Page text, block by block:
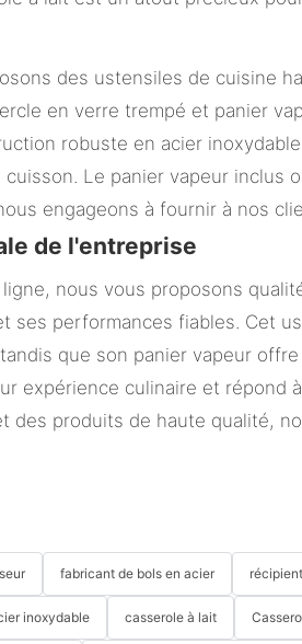
des ustensiles de cuisine
en verre trempé et panier
robuste en acier
Le panier vapeur
engageons à fournir à nos
de l'entreprise
nous vous proposons
ses performances fiables. Cet
que son panier vapeur
expérience culinaire et
des produits de haute qualité,
fabricant de bols en acier
inoxydable casserole à lait